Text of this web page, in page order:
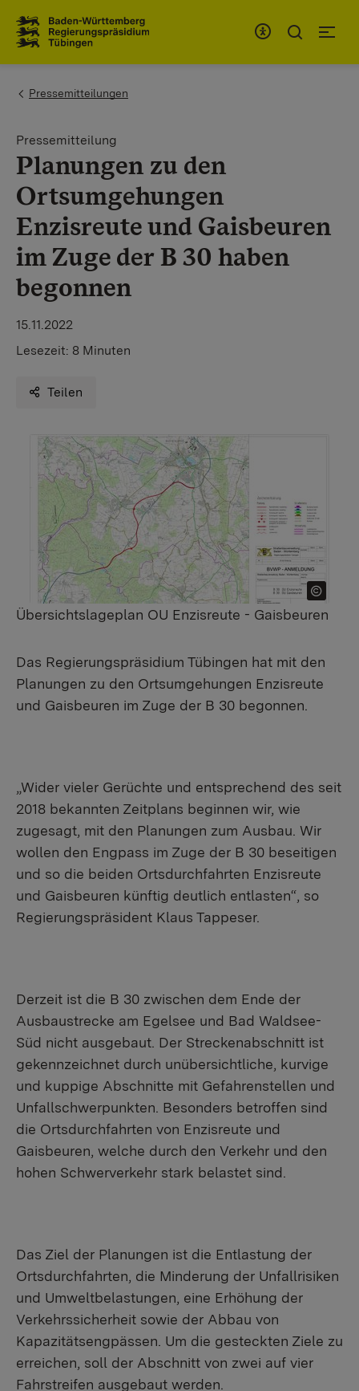
You are here:
Pressemitteilungen
Pressemitteilung
Planungen zu den
Ortsumgehungen
Enzisreute und Gaisbeuren
im Zuge der B 30 haben
begonnen
15.11.2022
Lesezeit: 8 Minuten
Teilen
Übersichtslageplan OU Enzisreute - Gaisbeuren
Das Regierungspräsidium Tübingen hat mit den
Planungen zu den Ortsumgehungen Enzisreute
und Gaisbeuren im Zuge der B 30 begonnen.
„Wider vieler Gerüchte und entsprechend des seit
2018 bekannten Zeitplans beginnen wir, wie
zugesagt, mit den Planungen zum Ausbau. Wir
wollen den Engpass im Zuge der B 30 beseitigen
und so die beiden Ortsdurchfahrten Enzisreute
und Gaisbeuren künftig deutlich entlasten“, so
Regierungspräsident Klaus Tappeser.
Derzeit ist die B 30 zwischen dem Ende der
Ausbaustrecke am Egelsee und Bad Waldsee-
Süd nicht ausgebaut. Der Streckenabschnitt ist
gekennzeichnet durch unübersichtliche, kurvige
und kuppige Abschnitte mit Gefahrenstellen und
Unfallschwerpunkten. Besonders betroffen sind
die Ortsdurchfahrten von Enzisreute und
Gaisbeuren, welche durch den Verkehr und den
hohen Schwerverkehr stark belastet sind.
Das Ziel der Planungen ist die Entlastung der
Ortsdurchfahrten, die Minderung der Unfallrisiken
und Umweltbelastungen, eine Erhöhung der
Verkehrssicherheit sowie der Abbau von
Kapazitätsengpässen. Um die gesteckten Ziele zu
erreichen, soll der Abschnitt von zwei auf vier
Fahrstreifen ausgebaut werden.